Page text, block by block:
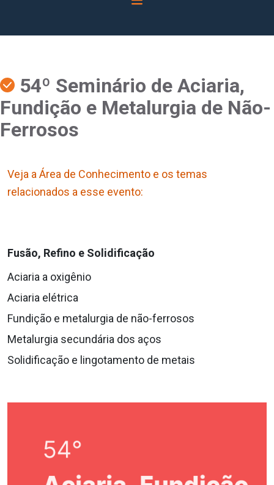
54º Seminário de Aciaria,
Fundição e Metalurgia de Não-
Ferrosos
Veja a Área de Conhecimento e os temas
relacionados a esse evento:
Fusão, Refino e Solidificação
Aciaria a oxigênio
Aciaria elétrica
Fundição e metalurgia de não-ferrosos
Metalurgia secundária dos aços
Solidificação e lingotamento de metais